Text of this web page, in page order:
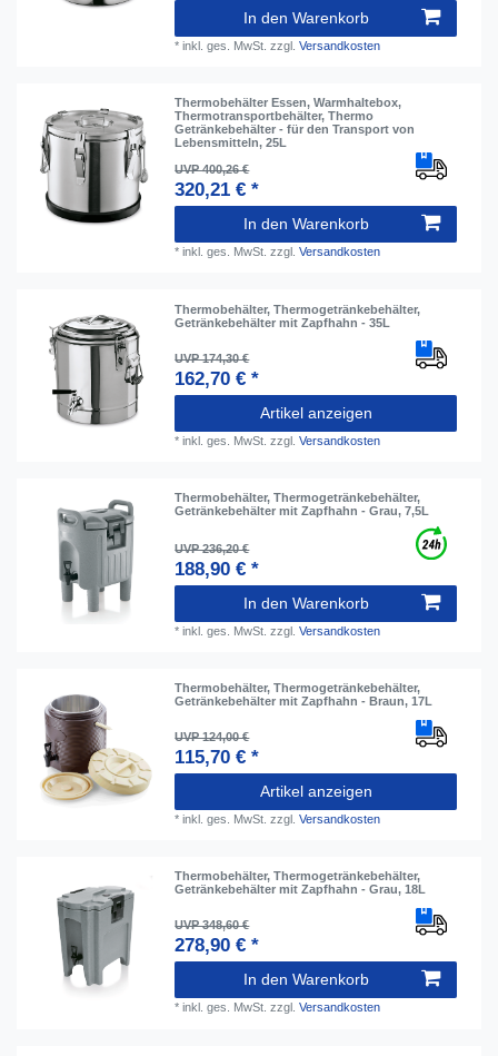
In den Warenkorb
*inkl. ges. MwSt. zzgl.Versandkosten
Thermobehälter Essen, Warmhaltebox,
Thermotransportbehälter, Thermo
Getränkebehälter - für den Transport von
Lebensmitteln, 25L
UVP 400,26 €
320,21 € *
In den Warenkorb
*inkl. ges. MwSt. zzgl.Versandkosten
Thermobehälter, Thermogetränkebehälter,
Getränkebehälter mit Zapfhahn - 35L
UVP 174,30 €
162,70 € *
Artikel anzeigen
*inkl. ges. MwSt. zzgl.Versandkosten
Thermobehälter, Thermogetränkebehälter,
Getränkebehälter mit Zapfhahn - Grau, 7,5L
UVP 236,20 €
188,90 € *
In den Warenkorb
*inkl. ges. MwSt. zzgl.Versandkosten
Thermobehälter, Thermogetränkebehälter,
Getränkebehälter mit Zapfhahn - Braun, 17L
UVP 124,00 €
115,70 € *
Artikel anzeigen
*inkl. ges. MwSt. zzgl.Versandkosten
Thermobehälter, Thermogetränkebehälter,
Getränkebehälter mit Zapfhahn - Grau, 18L
UVP 348,60 €
278,90 € *
In den Warenkorb
*inkl. ges. MwSt. zzgl.Versandkosten